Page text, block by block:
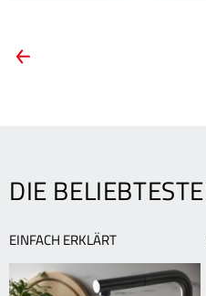
ARTIKEL-
DIE
EINFACH ERKLÄRT